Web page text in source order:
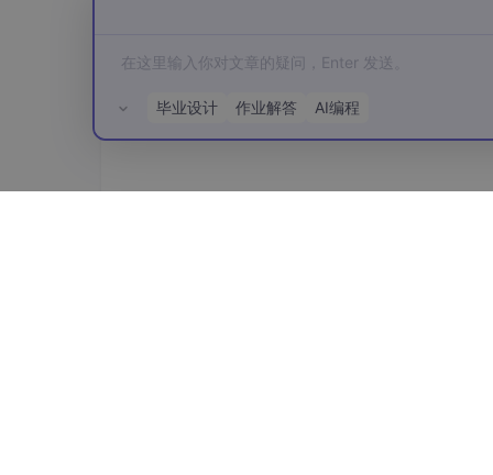
第二章-Agent入门
12、Agent入门-认识LangChain
14、Agent入门-HelloWorld
毕业设计 作业解答 AI编程